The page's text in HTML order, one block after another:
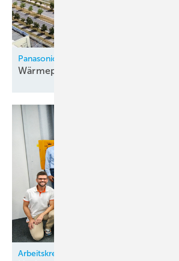
Panasonic
Wärmepumpenfabrik in Tschechien
Arbeitskreis Klimatechnik